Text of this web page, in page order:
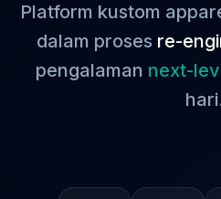
Platform kustom
dalam proses re-
pengalaman next-